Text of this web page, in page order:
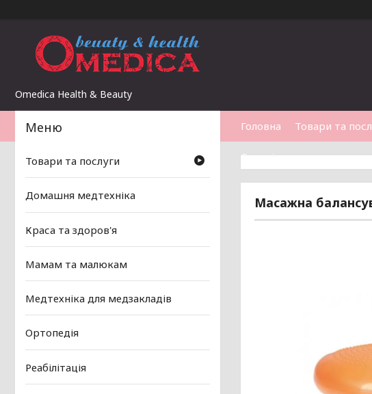
Omedica Health & Beauty
Головна Товари та
Статті
Масажна
Товари та послуги
Домашня медтехніка
Краса та здоров'я
Мамам та малюкам
Медтехніка для медзакладів
Ортопедія
Реабілітація